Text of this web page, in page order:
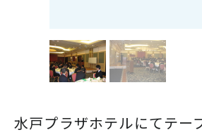
水戸プラザホテルにてテー